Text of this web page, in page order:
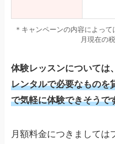
＊キャンペーンの内容によっ
月現在の
体験レッスンについては
レンタルで必要なものを
で気軽に体験できそうで
月額料金につきましては